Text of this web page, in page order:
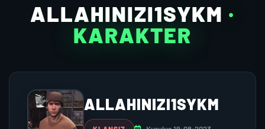
ALLAHINIZI1SYKM ·
KARAKTER
ALLAHINIZI1SYKM